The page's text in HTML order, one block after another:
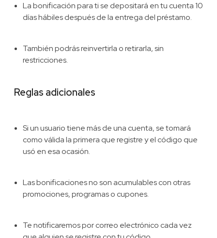
La bonificación para ti se depositará en tu cuenta 10
días hábiles después de la entrega del préstamo.
También podrás reinvertirla o retirarla, sin
restricciones.
Reglas adicionales
Si un usuario tiene más de una cuenta, se tomará
como válida la primera que registre y el código que
usó en esa ocasión.
Las bonificaciones no son acumulables con otras
promociones, programas o cupones.
Te notificaremos por correo electrónico cada vez